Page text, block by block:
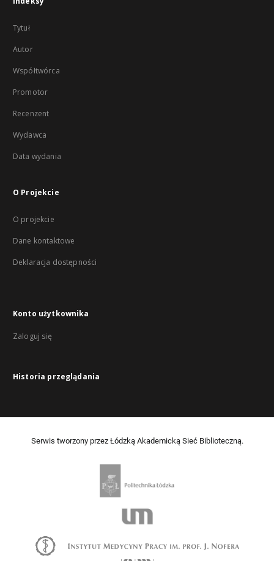
Tytuł
Autor
Współtwórca
Promotor
Recenzent
Wydawca
Data wydania
O Projekcie
O projekcie
Dane kontaktowe
Deklaracja dostępności
Konto użytkownika
Zaloguj się
Historia przeglądania
Serwis tworzony przez Łódzką Akademicką Sieć Biblioteczną.